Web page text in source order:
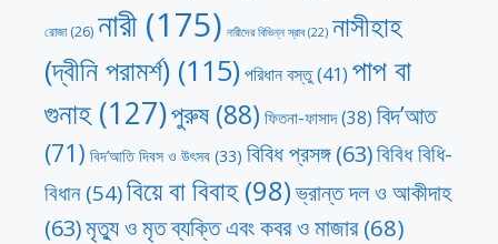
রোজা(26) নারী(175) নারীদের বিভিন্ন স্রাব(22) নাসীহাহ
(দ্বীনি পরামর্শ) (115)পরিধান বস্তু(41) পাপ বা
গুনাহ(127)পুরুষ(88) ফিতনা-ফাসাদ(38) বিদ’আত
(71) বিদ’আতি দিবস ও উৎসব (33) বিবিধ প্রসঙ্গ(63)বিবিধ বিধি-
বিধান(54)বিয়ে বা বিবাহ (98)ভ্রান্ত দল ও আকীদাহ
(63)মৃত্যু ও মৃত ব্যক্তি এবং কবর ও মাজার(68)